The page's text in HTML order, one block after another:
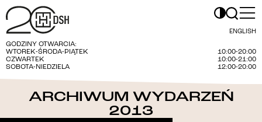
ENGLISH
GODZINY OTWARCIA:
WTOREK-ŚRODA-PIĄTEK
10:00-20:00
CZWARTEK
10:00-21:00
SOBOTA-NIEDZIELA
12:00-20:00
ARCHIWUM WYDARZEŃ
2013